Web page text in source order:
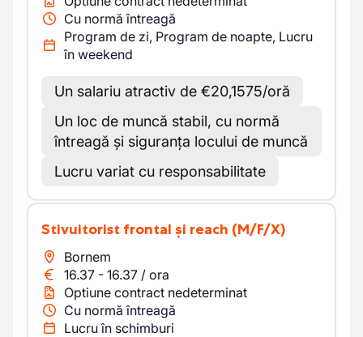
Cu normă întreagă
Program de zi, Program de noapte, Lucru
în weekend
Un salariu atractiv de €20,1575/oră
Un loc de muncă stabil, cu normă
întreagă și siguranța locului de muncă
Lucru variat cu responsabilitate
Stivuitorist frontal și reach (M/F/X)
Bornem
16.37 - 16.37 / ora
Optiune contract nedeterminat
Cu normă întreagă
Lucru în schimburi